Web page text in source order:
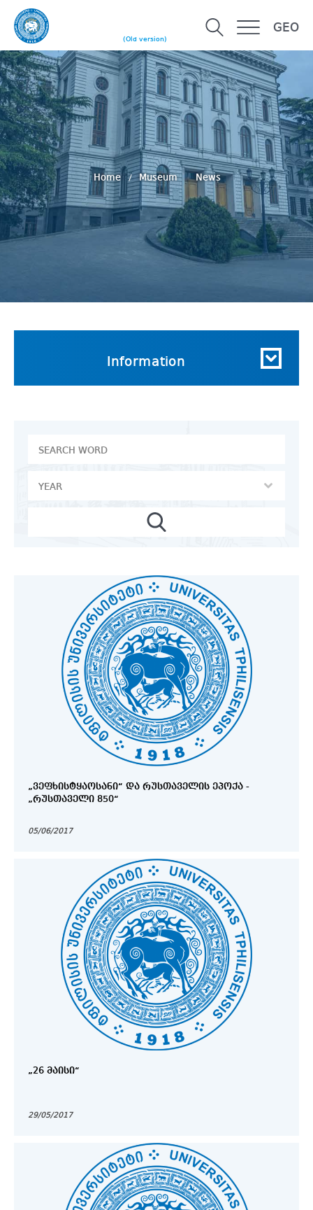
(Old version)
GEO
Home Museum News
Information
„ᲕᲔᲤᲮᲘᲡᲢᲧᲐᲝᲡᲐᲜᲘ“ ᲓᲐ ᲠᲣᲡᲗᲐᲕᲔᲚᲘᲡ ᲔᲞᲝᲥᲐ -
„ᲠᲣᲡᲗᲐᲕᲔᲚᲘ 850“
05/06/2017
„26 ᲛᲐᲘᲡᲘ“
29/05/2017